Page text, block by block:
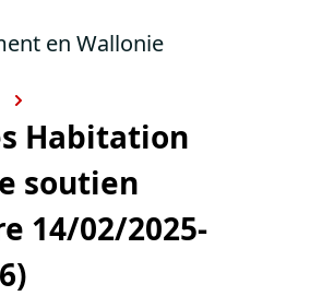
en Wallonie
Habitation
soutien
14/02/2025-